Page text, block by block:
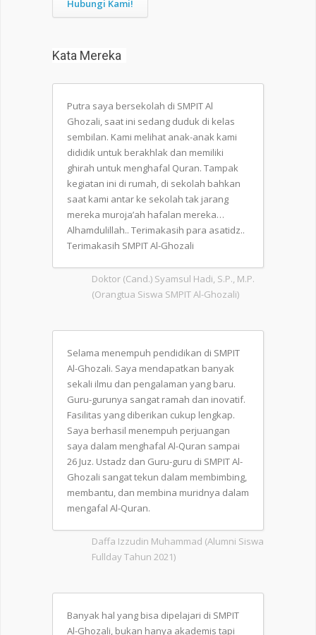
Hubungi Kami!
Kata Mereka
Putra saya bersekolah di SMPIT Al
Ghozali, saat ini sedang duduk di kelas
sembilan. Kami melihat anak-anak kami
dididik untuk berakhlak dan memiliki
ghirah untuk menghafal Quran. Tampak
kegiatan ini di rumah, di sekolah bahkan
saat kami antar ke sekolah tak jarang
mereka muroja’ah hafalan mereka…
Alhamdulillah.. Terimakasih para asatidz..
Terimakasih SMPIT Al-Ghozali
Doktor (Cand.) Syamsul Hadi, S.P., M.P.
(Orangtua Siswa SMPIT Al-Ghozali)
Selama menempuh pendidikan di SMPIT
Al-Ghozali. Saya mendapatkan banyak
sekali ilmu dan pengalaman yang baru.
Guru-gurunya sangat ramah dan inovatif.
Fasilitas yang diberikan cukup lengkap.
Saya berhasil menempuh perjuangan
saya dalam menghafal Al-Quran sampai
26 Juz. Ustadz dan Guru-guru di SMPIT Al-
Ghozali sangat tekun dalam membimbing,
membantu, dan membina muridnya dalam
mengafal Al-Quran.
Daffa Izzudin Muhammad (Alumni Siswa
Fullday Tahun 2021)
Banyak hal yang bisa dipelajari di SMPIT
Al-Ghozali, bukan hanya akademis tapi